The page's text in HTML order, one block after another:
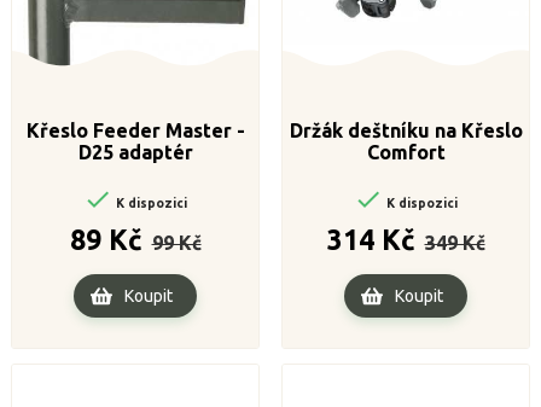
Křeslo Feeder Master -
D25 adaptér
 K dispozici
89 Kč cena
99 Kč
Cena
Koupit
Držák deštníku na Křeslo
Comfort
 K dispozici
314 Kč cena
349 Kč
Cena
Koupit